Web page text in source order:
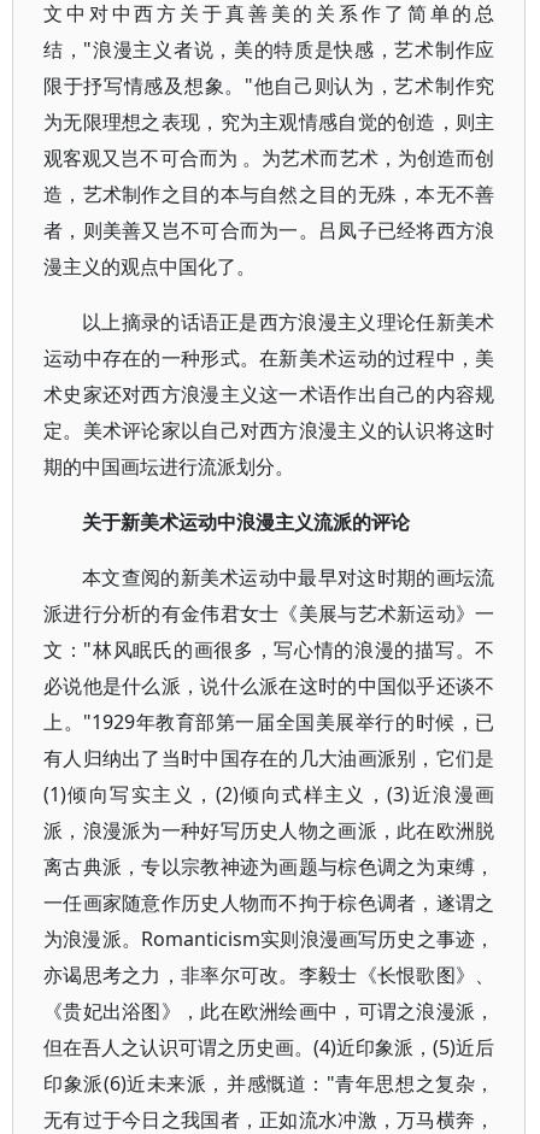
文中对中西方关于真善美的关系作了简单的总
结，"浪漫主义者说，美的特质是快感，艺术制作应
限于抒写情感及想象。"他自己则认为，艺术制作究
为无限理想之表现，究为主观情感自觉的创造，则主
观客观又岂不可合而为 。为艺术而艺术，为创造而创
造，艺术制作之目的本与自然之目的无殊，本无不善
者，则美善又岂不可合而为一。吕凤子已经将西方浪
漫主义的观点中国化了。
以上摘录的话语正是西方浪漫主义理论任新美术
运动中存在的一种形式。在新美术运动的过程中，美
术史家还对西方浪漫主义这一术语作出自己的内容规
定。美术评论家以自己对西方浪漫主义的认识将这时
期的中国画坛进行流派划分。
关于新美术运动中浪漫主义流派的评论
本文查阅的新美术运动中最早对这时期的画坛流
派进行分析的有金伟君女士《美展与艺术新运动》一
文："林风眠氏的画很多，写心情的浪漫的描写。不
必说他是什么派，说什么派在这时的中国似乎还谈不
上。"1929年教育部第一届全国美展举行的时候，已
有人归纳出了当时中国存在的几大油画派别，它们是
(1)倾向写实主义，(2)倾向式样主义，(3)近浪漫画
派，浪漫派为一种好写历史人物之画派，此在欧洲脱
离古典派，专以宗教神迹为画题与棕色调之为束缚，
一任画家随意作历史人物而不拘于棕色调者，遂谓之
为浪漫派。Romanticism实则浪漫画写历史之事迹，
亦谒思考之力，非率尔可改。李毅士《长恨歌图》、
《贵妃出浴图》，此在欧洲绘画中，可谓之浪漫派，
但在吾人之认识可谓之历史画。(4)近印象派，(5)近后
印象派(6)近未来派，并感慨道："青年思想之复杂，
无有过于今日之我国者，正如流水冲激，万马横奔，